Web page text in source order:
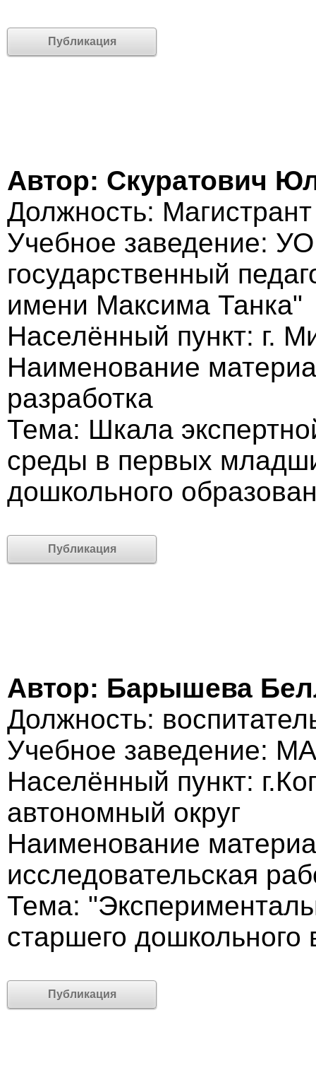
Публикация
Автор: Скуратович
Должность: Магистрант
Учебное заведение:
государственный
имени Максима Танка"
Населённый пункт: г.
Наименование
разработка
Тема: Шкала
среды в первых
дошкольного
Публикация
Автор: Барышева
Должность:
Учебное заведение:
Населённый пункт:
автономный округ
Наименование
исследовательская
Тема:
старшего
Публикация